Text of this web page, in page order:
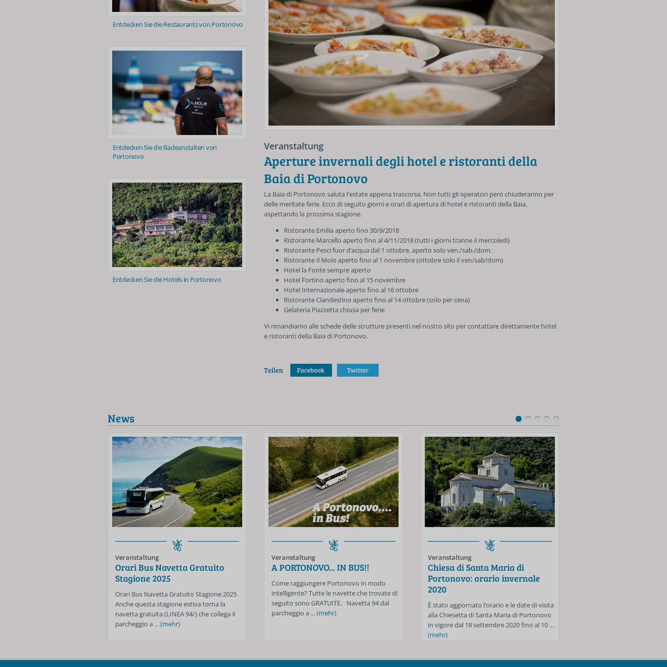
Entdecken Sie die Restaurants von Portonovo
Entdecken Sie die Badeanstalten von
Portonovo
Entdecken Sie die Hotels in Portonovo
Veranstaltung
Aperture invernali degli hotel e ristoranti della
Baia di Portonovo
La Baia di Portonovo saluta l'estate appena trascorsa. Non tutti gli operatori però chiuderanno per
delle meritate ferie. Ecco di seguito giorni e orari di apertura di hotel e ristoranti della Baia,
aspettando la prossima stagione.
Ristorante Emilia aperto fino 30/9/2018
Ristorante Marcello aperto fino al 4/11/2018 (tutti i giorni tranne il mercoledi)
Ristorante Pesci fuor d’acqua dal 1 ottobre, aperto solo ven./sab./dom.
Ristorante Il Molo aperto fino al 1 novembre (ottobre solo il ven/sab/dom)
Hotel la Fonte sempre aperto
Hotel Fortino aperto fino al 15 novembre
Hotel Internazionale aperto fino al 16 ottobre
Ristorante Clandestino aperto fino al 14 ottobre (solo per cena)
Gelateria Piazzetta chiusa per ferie
Vi rimandiamo alle schede delle strutture presenti nel nostro sito per contattare direttamente hotel
e ristoranti della Baia di Portonovo.
Teilen
News
Veranstaltung
Orari Bus Navetta Gratuito
Stagione 2025
Orari Bus Navetta Gratuito Stagione 2025
Anche questa stagione estiva torna la
navetta gratuita (LINEA 94/) che collega il
parcheggio a ... (mehr)
Veranstaltung
A PORTONOVO... IN BUS!!
Come raggiungere Portonovo in modo
intelligente? Tutte le navette che trovate di
seguito sono GRATUITE. Navetta 94 dal
parcheggio a ... (mehr)
Veranstaltung
Chiesa di Santa Maria di
Portonovo: orario invernale
2020
È stato aggiornato l’orario e le date di visita
alla Chiesetta di Santa Maria di Portonovo
in vigore dal 18 settembre 2020 fino al 10 ...
(mehr)